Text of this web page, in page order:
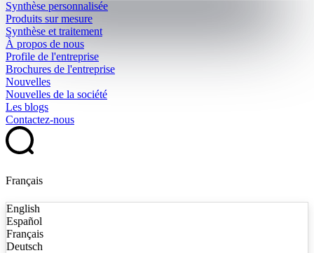
Synthèse personnalisée
Produits sur mesure
Synthèse et traitement
À propos de nous
Profile de l'entreprise
Brochures de l'entreprise
Nouvelles
Nouvelles de la société
Les blogs
Contactez-nous
Français
English
Español
Français
Deutsch